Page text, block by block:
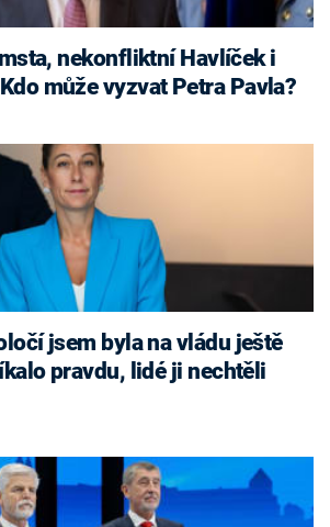
může vyzvat Petra Pavla?
jsem byla na vládu ještě
pravdu, lidé ji nechtěli